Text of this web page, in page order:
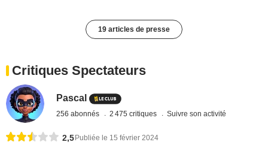
19 articles de presse
Critiques Spectateurs
Pascal
256 abonnés 2 475 critiques Suivre son activité
2,5 Publiée le 15 février 2024